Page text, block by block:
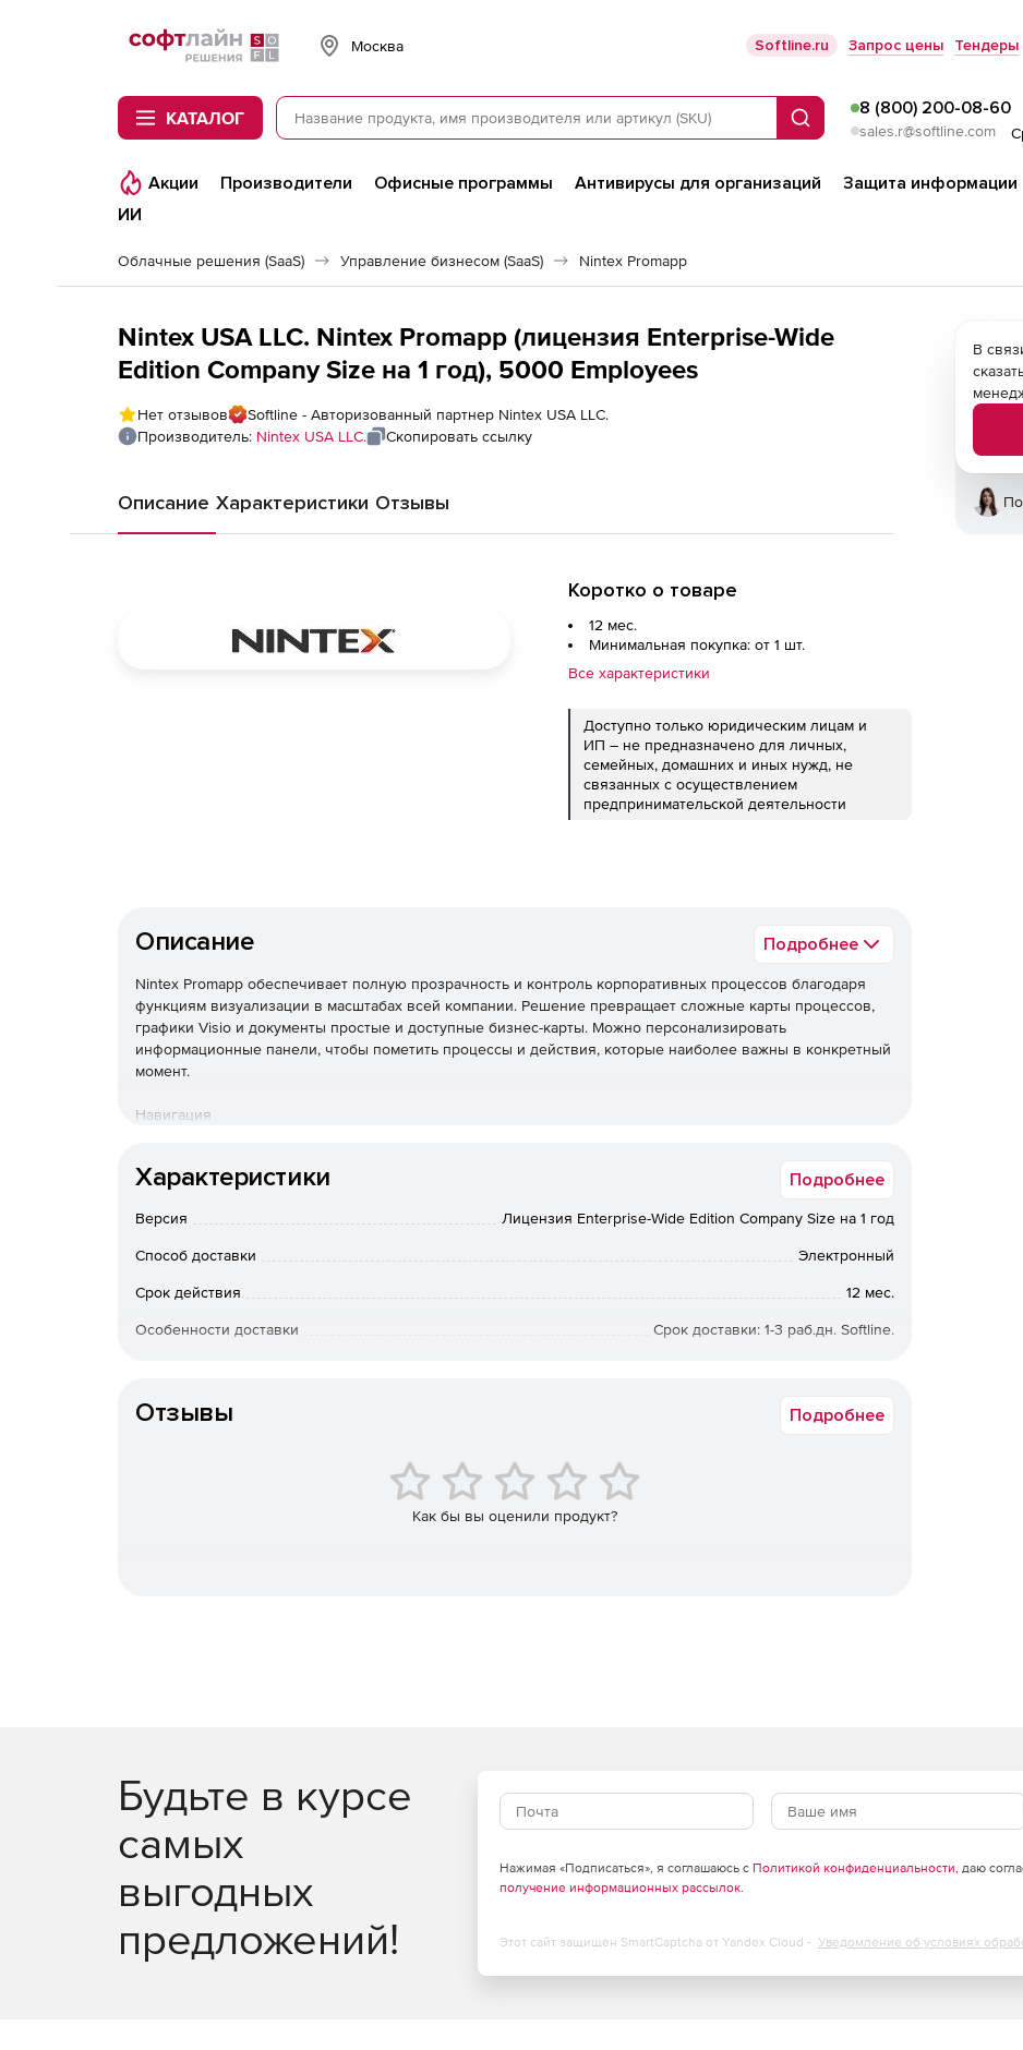
Softline
Москва Softline.ru Запрос цены Тендеры
КАТАЛОГ Поиск
8 (800) 200-08-60
sales.r@softline.com
Акции Производители Офисные программы Антивирусы для организаций Защита информации
ИИ
Облачные решения (SaaS) Управление бизнесом (SaaS) Nintex Promapp
Nintex USA LLC. Nintex Promapp (лицензия Enterprise-Wide
Edition Company Size на 1 год), 5000 Employees
Нет отзывов
Softline - Авторизованный партнер Nintex USA LLC.
Производитель: Nintex USA LLC. Скопировать ссылку
Описание Характеристики Отзывы
Коротко о товаре
12 мес.
Минимальная покупка: от 1 шт.
Все характеристики
Доступно только юридическим лицам и
ИП – не предназначено для личных,
семейных, домашних и иных нужд, не
связанных с осуществлением
предпринимательской деятельности
Описание Подробнее
Nintex Promapp обеспечивает полную прозрачность и контроль корпоративных процессов благодаря
функциям визуализации в масштабах всей компании. Решение превращает сложные карты процессов,
графики Visio и документы простые и доступные бизнес-карты. Можно персонализировать
информационные панели, чтобы пометить процессы и действия, которые наиболее важны в конкретный
момент.
Навигация
владения процессами. Можно настроить свою панель с помощью фильтров, редактировать или
Простые, но мощные инструменты для совместной работы позволяют легко обмениваться
журналы изменений, обновления таблиц RACI и уведомления по электронной почте заинтересованных
одним щелчком мыши. Чтобы улучшить управление рисками необходимо внедрить контрольные точки в
действующие процессы, а также установить обязательные подписи, эскалации и уведомления.
Контроль изменений процесса и устранение неэффективности
отслеживания каждого существующего процесса, независимо от его текущего состояния.
Характеристики Подробнее
Версия Лицензия Enterprise-Wide Edition Company Size на 1 год
Способ доставки Электронный
Срок действия 12 мес.
Особенности доставки Срок доставки: 1-3 раб.дн. Softline.
Отзывы Подробнее
Как бы вы оценили продукт?
В
Будьте в курсе
самых
выгодных
предложений!
Нажимая «Подписаться», я соглашаюсь с Политикой конфиденциальности, даю
получение информационных рассылок.
Этот сайт защищен SmartCaptcha от Yandex Cloud - Уведомление об условиях